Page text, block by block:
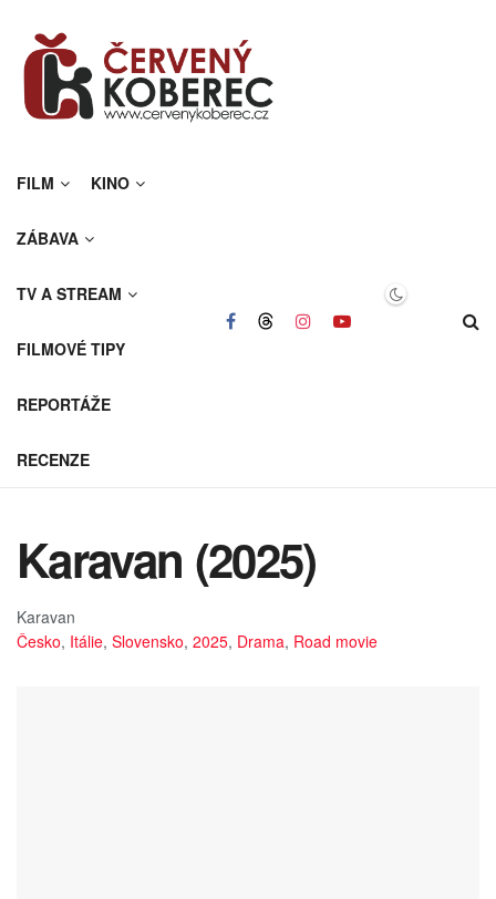
FILM KINO
ZÁBAVA
TV A STREAM
FILMOVÉ TIPY
REPORTÁŽE
RECENZE
Karavan (2025)
Karavan
Česko, Itálie, Slovensko, 2025, Drama, Road movie